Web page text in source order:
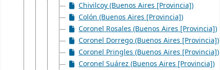
Chivilcoy (Buenos Aires [Provincia])
Colón (Buenos Aires [Provincia])
Coronel Rosales (Buenos Aires [Provincia])
Coronel Dorrego (Buenos Aires [Provincia])
Coronel Pringles (Buenos Aires [Provincia])
Coronel Suárez (Buenos Aires [Provincia])